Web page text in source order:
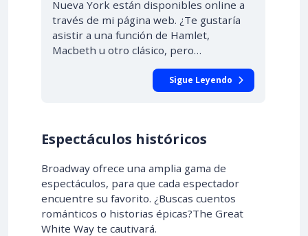
Nueva York están disponibles online a
través de mi página web. ¿Te gustaría
asistir a una función de Hamlet,
Macbeth u otro clásico, pero…
Sigue Leyendo
Espectáculos históricos
Broadway ofrece una amplia gama de
espectáculos, para que cada espectador
encuentre su favorito. ¿Buscas cuentos
románticos o historias épicas?The Great
White Way te cautivará.